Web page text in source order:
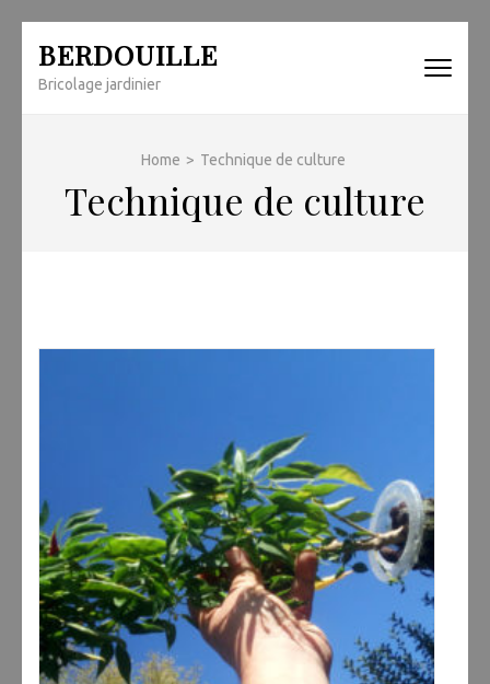
content
BERDOUILLE
Bricolage jardinier
Home > Technique de culture
Technique de culture